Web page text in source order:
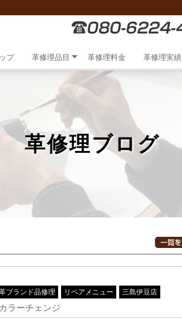
プ 革修理品目 革修理料金 革修理実績
革修理ブログ
ブランド品修理 リペアメニュー 三島伊豆店
ラーチェンジ